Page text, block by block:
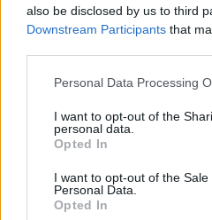
also be disclosed by us to third
Downstream Participants that
Please note that this website/
not limited to your visit or usage
grant or deny consent to
use your data for below
consent section.
Personal Data Processing
I want to opt-out of the
personal data.
Opted In
I want to opt-out of the Sale
Personal Data.
Opted In
Az lett az eredmény, hogy
jólétével. (például egy
náluk a faluban nincsen
érdekli ez a téma) S követi
neki. Egy határig. Aztán
enged. Ezt a kockázatot
a globális hatalom.Nem
nemzettestvéreiket sújtó